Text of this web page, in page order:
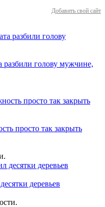
Добавить свой сайт
разбили голову мужчине,
просто так закрыть
деревьев